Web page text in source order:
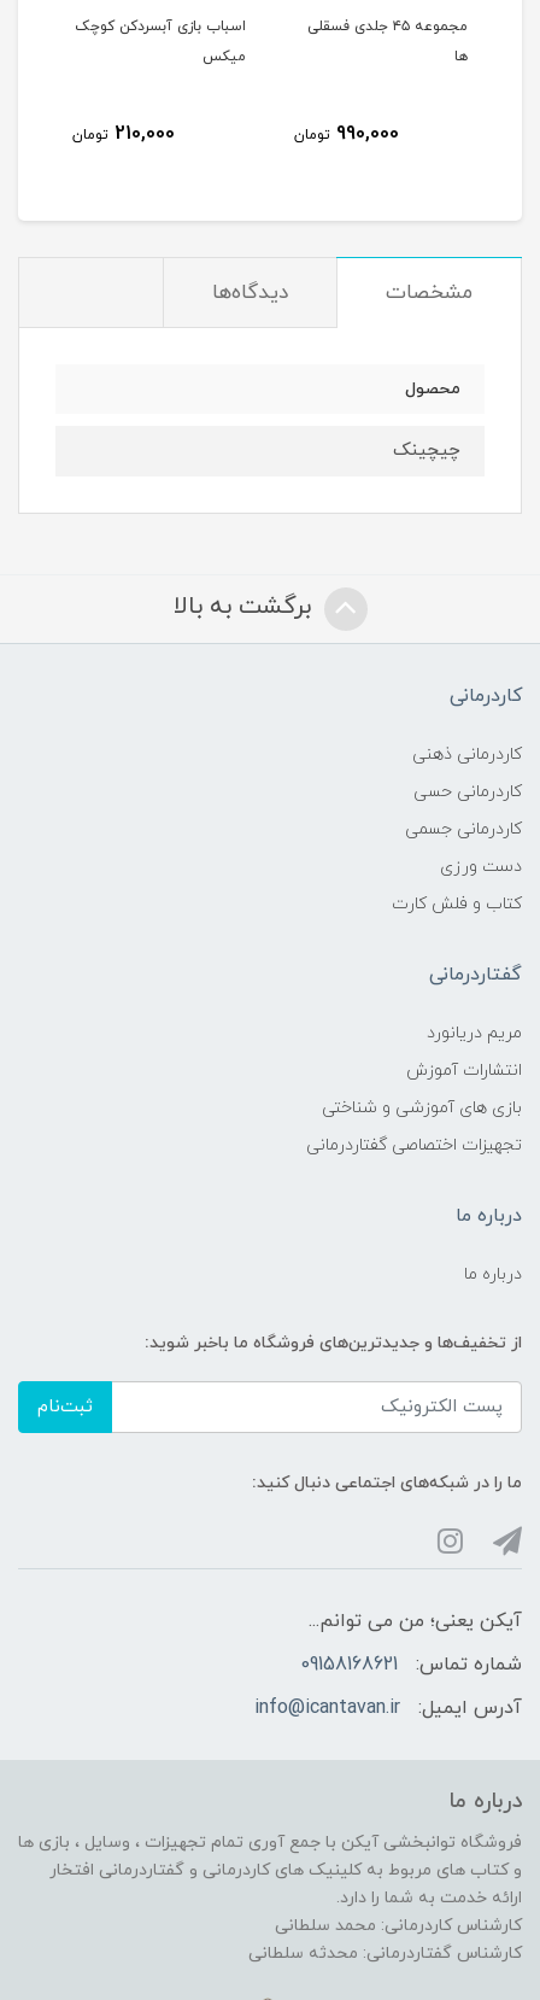
مجموعه ۴۵ جلدی فسقلی
ها
990,000 تومان
اسباب بازی آبسردکن کوچک
میکس
210,000 تومان
مشخصات دیدگاه‌ها
محصول
چیچینک
برگشت به بالا
کاردرمانی
کاردرمانی ذهنی
کاردرمانی حسی
کاردرمانی جسمی
دست ورزی
کتاب و فلش کارت
گفتاردرمانی
مریم دریانورد
انتشارات آموزش
بازی های آموزشی و شناختی
تجهیزات اختصاصی گفتاردرمانی
درباره ما
درباره ما
از تخفیف‌ها و جدیدترین‌های فروشگاه ما باخبر شوید:
ثبت‌نام
ما را در شبکه‌های اجتماعی دنبال کنید:
آیکن یعنی؛ من می توانم...
شماره تماس:
09158168621
آدرس ایمیل:
info@icantavan.ir
درباره ما
فروشگاه توانبخشی آیکن با جمع آوری تمام تجهیزات ، وسایل ، بازی ها
و کتاب های مربوط به کلینیک های کاردرمانی و گفتاردرمانی افتخار
ارائه خدمت به شما را دارد.
کارشناس کاردرمانی: محمد سلطانی
کارشناس گفتاردرمانی: محدثه سلطانی